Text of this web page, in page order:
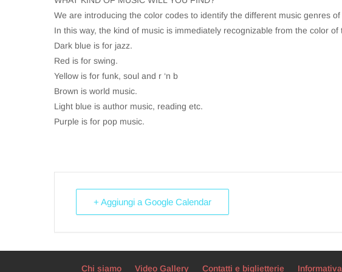
We are introducing the color codes to identify the different music genres
In this way, the kind of music is immediately recognizable from the color of
Dark blue is for jazz.
Red is for swing.
Yellow is for funk, soul and r ‘n b
Brown is world music.
Light blue is author music, reading etc.
Purple is for pop music.
+ Aggiungi a Google Calendar
Chi siamo Video Gallery Contatti e biglietterie